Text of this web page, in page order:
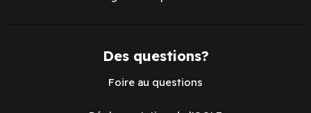
Des questions?
Foire au questions